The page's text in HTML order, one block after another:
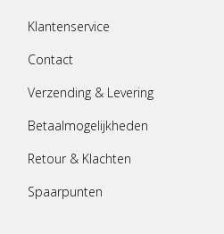
Klantenservice
Contact
Verzending & Levering
Betaalmogelijkheden
Retour & Klachten
Spaarpunten